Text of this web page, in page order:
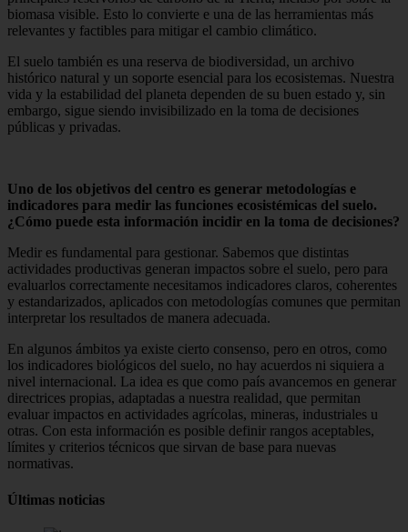
biomasa visible. Esto lo convierte e una de las herramientas más
relevantes y factibles para mitigar el cambio climático.
El suelo también es una reserva de biodiversidad, un archivo
histórico natural y un soporte esencial para los ecosistemas. Nuestra
vida y la estabilidad del planeta dependen de su buen estado y, sin
embargo, sigue siendo invisibilizado en la toma de decisiones
públicas y privadas.
Uno de los objetivos del centro es generar metodologías e
indicadores para medir las funciones ecosistémicas del suelo.
¿Cómo puede esta información incidir en la toma de decisiones?
Medir es fundamental para gestionar. Sabemos que distintas
actividades productivas generan impactos sobre el suelo, pero para
evaluarlos correctamente necesitamos indicadores claros, coherentes
y estandarizados, aplicados con metodologías comunes que permitan
interpretar los resultados de manera adecuada.
En algunos ámbitos ya existe cierto consenso, pero en otros, como
los indicadores biológicos del suelo, no hay acuerdos ni siquiera a
nivel internacional. La idea es que como país avancemos en generar
directrices propias, adaptadas a nuestra realidad, que permitan
evaluar impactos en actividades agrícolas, mineras, industriales u
otras. Con esta información es posible definir rangos aceptables,
límites y criterios técnicos que sirvan de base para nuevas
normativas.
Últimas noticias